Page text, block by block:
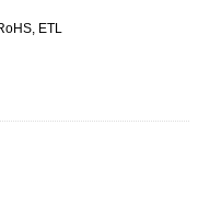
ETL